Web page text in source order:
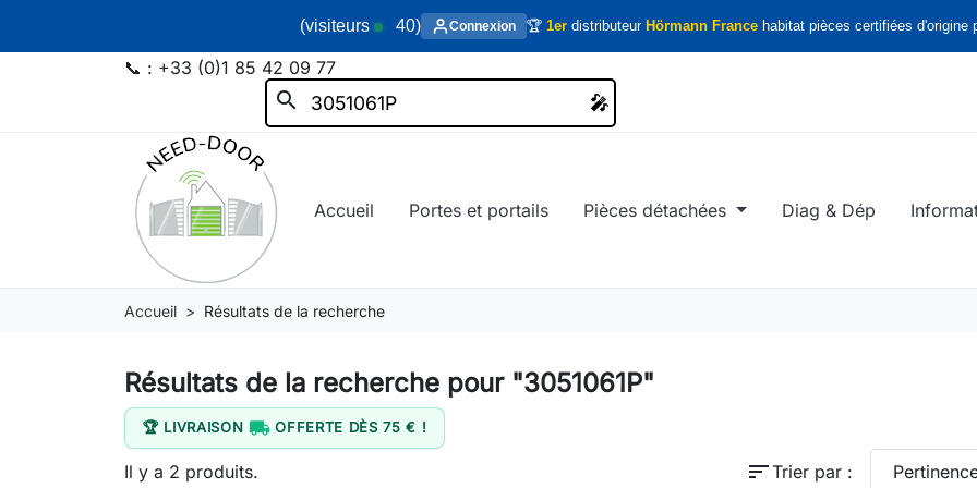
(visiteurs 40) Connexion 🏆 1er distributeur Hörmann France habitat pièces certifiées d'origine
search 🎤
🎤
📞 : +33 (0)1 85 42 09 77
Accueil Portes et portails Pièces détachées Diag & Dép
Accueil Résultats de la recherche
Résultats de la recherche pour "3051061P"
🏆 LIVRAISON OFFERTE DÈS 75 € !
Il y a 2 produits. sortTrier par :